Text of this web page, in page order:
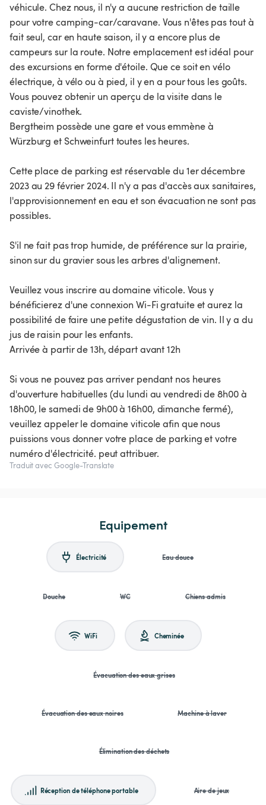
véhicule. Chez nous, il n'y a aucune restriction de taille
pour votre camping-car/caravane. Vous n'êtes pas tout à
fait seul, car en haute saison, il y a encore plus de
campeurs sur la route. Notre emplacement est idéal pour
des excursions en forme d'étoile. Que ce soit en vélo
électrique, à vélo ou à pied, il y en a pour tous les goûts.
Vous pouvez obtenir un aperçu de la visite dans le
caviste/vinothek.
Bergtheim possède une gare et vous emmène à
Würzburg et Schweinfurt toutes les heures.
Cette place de parking est réservable du 1er décembre
2023 au 29 février 2024. Il n'y a pas d'accès aux sanitaires,
l'approvisionnement en eau et son évacuation ne sont pas
possibles.
S'il ne fait pas trop humide, de préférence sur la prairie,
sinon sur du gravier sous les arbres d'alignement.
Veuillez vous inscrire au domaine viticole. Vous y
bénéficierez d'une connexion Wi-Fi gratuite et aurez la
possibilité de faire une petite dégustation de vin. Il y a du
jus de raisin pour les enfants.
Arrivée à partir de 13h, départ avant 12h
Si vous ne pouvez pas arriver pendant nos heures
d'ouverture habituelles (du lundi au vendredi de 8h00 à
18h00, le samedi de 9h00 à 16h00, dimanche fermé),
veuillez appeler le domaine viticole afin que nous
puissions vous donner votre place de parking et votre
numéro d'électricité. peut attribuer.
Traduit avec Google-Translate
Equipement
Électricité Eau douce
Douche WC Chiens admis
WiFi Cheminée
Évacuation des eaux grises
Évacuation des eaux noires Machine à laver
Élimination des déchets
Réception de téléphone portable Aire de jeux